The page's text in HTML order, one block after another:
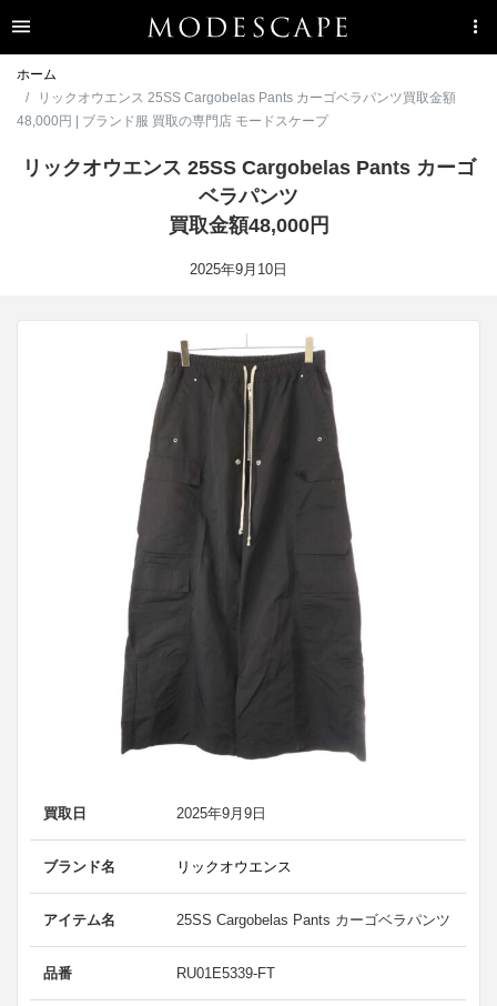
ホーム
リックオウエンス 25SS Cargobelas Pants カーゴベラパンツ買取金額
48,000円 | ブランド服 買取の専門店 モードスケープ
リックオウエンス 25SS Cargobelas Pants カーゴ
ベラパンツ
買取金額48,000円
2025年9月10日
買取日 2025年9月9日
ブランド名 リックオウエンス
アイテム名 25SS Cargobelas Pants カーゴベラパンツ
品番 RU01E5339-FT